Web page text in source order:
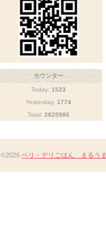
カウンター
Today: 1523
Yesterday: 1774
Total: 2825986
©2026 ベリ・デリごはん まるうま